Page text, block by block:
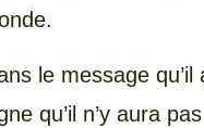
le message
qu’il n’y aura